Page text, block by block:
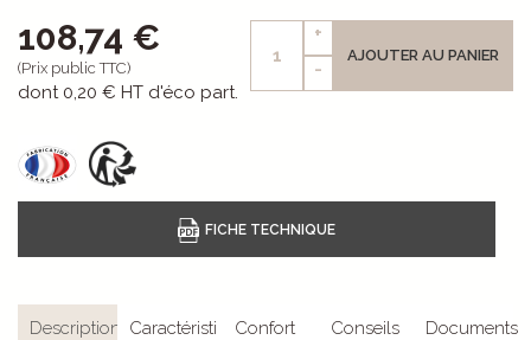
108,74 €
(Prix public TTC)
dont 0,20 € HT d'éco part.
+
-
AJOUTER AU PANIER
Description
CaractéristiquesConfort
Conseils
Documents